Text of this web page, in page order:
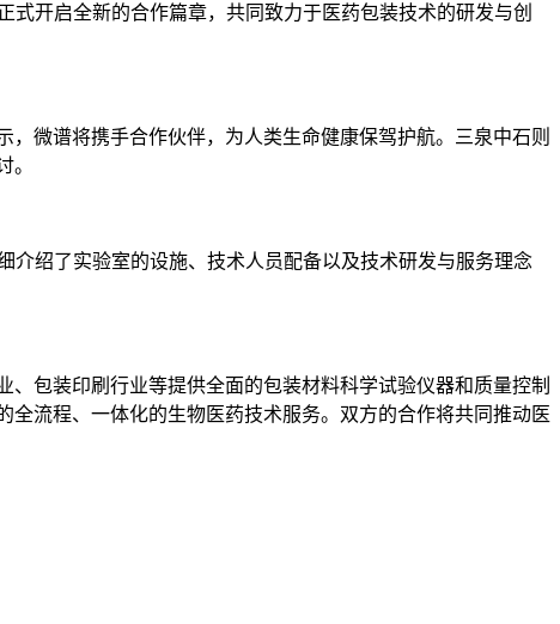
开启全新的合作篇章，共同致力于医药包装技术的研发与创
微谱将携手合作伙伴，为人类生命健康保驾护航。三泉中石则
。
绍了实验室的设施、技术人员配备以及技术研发与服务理念
包装印刷行业等提供全面的包装材料科学试验仪器和质量控制
流程、一体化的生物医药技术服务。双方的合作将共同推动医